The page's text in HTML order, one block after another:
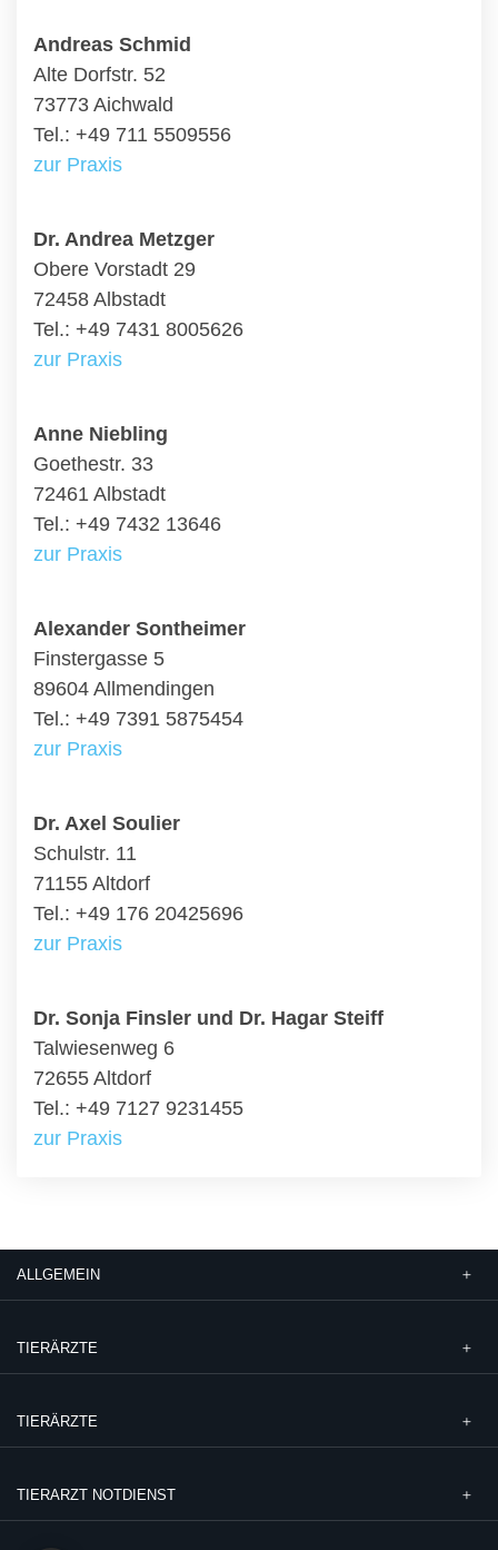
Andreas Schmid
Alte Dorfstr. 52
73773 Aichwald
Tel.: +49 711 5509556
zur Praxis
Dr. Andrea Metzger
Obere Vorstadt 29
72458 Albstadt
Tel.: +49 7431 8005626
zur Praxis
Anne Niebling
Goethestr. 33
72461 Albstadt
Tel.: +49 7432 13646
zur Praxis
Alexander Sontheimer
Finstergasse 5
89604 Allmendingen
Tel.: +49 7391 5875454
zur Praxis
Dr. Axel Soulier
Schulstr. 11
71155 Altdorf
Tel.: +49 176 20425696
zur Praxis
Dr. Sonja Finsler und Dr. Hagar Steiff
Talwiesenweg 6
72655 Altdorf
Tel.: +49 7127 9231455
zur Praxis
ALLGEMEIN
TIERÄRZTE
TIERÄRZTE
TIERARZT NOTDIENST